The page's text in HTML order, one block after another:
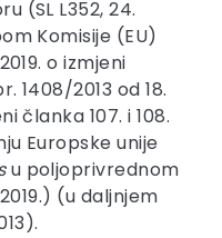
(SL L352, 24.
Komisije (EU)
o izmjeni
1408/2013 od 18.
članka 107. i 108.
Europske unije
u poljoprivrednom
2019.) (u daljnjem